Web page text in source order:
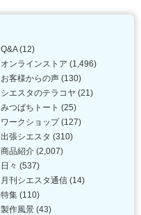
Q&A(12)
オンラインストア (1,496)
お客様からの声 (130)
シエスタのテラコヤ (21)
みつばちトート (25)
ワークショップ(127)
出張シエスタ (310)
商品紹介 (2,007)
日々 (537)
月刊シエスタ通信 (14)
特集 (110)
製作風景 (43)